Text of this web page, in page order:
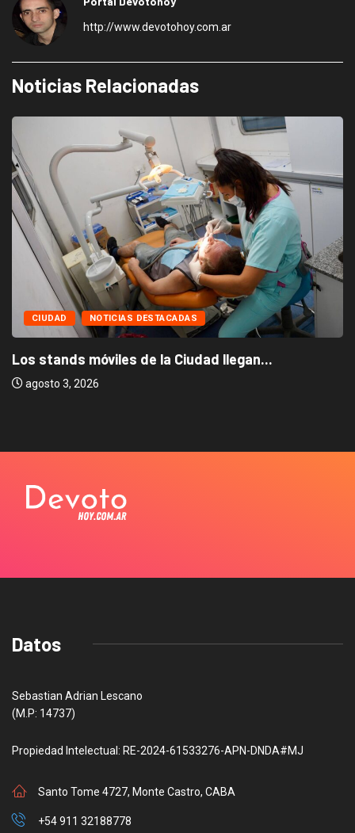
http://www.devotohoy.com.ar
Noticias Relacionadas
CIUDAD NOTICIAS DESTACADAS
Los stands móviles de la Ciudad llegan...
agosto 3, 2026
Datos
Sebastian Adrian Lescano
(M.P: 14737)
Propiedad Intelectual: RE-2024-61533276-APN-DNDA#MJ
Santo Tome 4727, Monte Castro, CABA
+54 911 32188778